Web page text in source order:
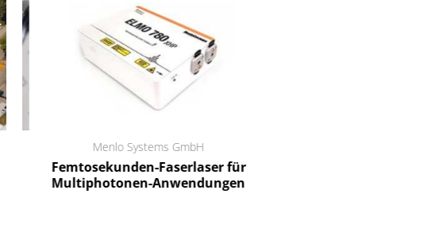
Menlo Systems GmbH
Femtosekunden-Faserlaser für
Multiphotonen-Anwendungen